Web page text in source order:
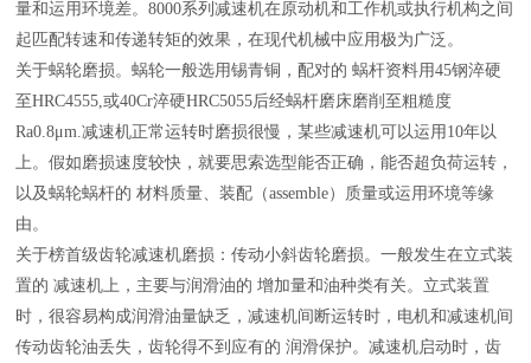
量和运用环境差。8000系列减速机在原动机和工作机或执行机构之间
起匹配转速和传递转矩的效果，在现代机械中应用极为广泛。
关于蜗轮磨损。蜗轮一般选用锡青铜，配对的 蜗杆资料用45钢淬硬
至HRC4555,或40Cr淬硬HRC5055后经蜗杆磨床磨削至粗糙度
Ra0.8μm.减速机正常运转时磨损很慢，某些减速机可以运用10年以
上。假如磨损速度较快，就要思索选型能否正确，能否超负荷运转，
以及蜗轮蜗杆的 材料质量、装配（assemble）质量或运用环境等缘
由。
关于榜首级齿轮减速机磨损：传动小斜齿轮磨损。一般发生在立式装
置的 减速机上，主要与润滑油的 增加量和油种类有关。立式装置
时，很容易构成润滑油量缺乏，减速机间断运转时，电机和减速机间
传动齿轮油丢失，齿轮得不到应有的 润滑保护。减速机启动时，齿